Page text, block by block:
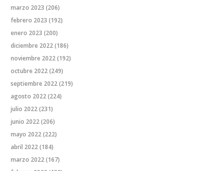
marzo 2023 (206)
febrero 2023 (192)
enero 2023 (200)
diciembre 2022(186)
noviembre 2022(192)
octubre 2022(249)
septiembre 2022(219)
agosto 2022(224)
julio 2022(231)
junio 2022(206)
mayo 2022(222)
abril 2022(184)
marzo 2022(167)